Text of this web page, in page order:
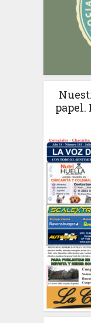
papel.